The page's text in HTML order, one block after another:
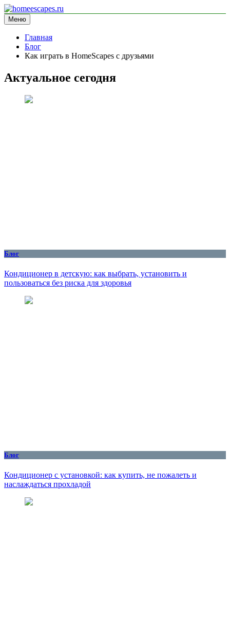
Перейти
к
содержимому
homeescapes.ru
информационный сайт
Меню
Главная
Блог
Как играть в HomeScapes с друзьями
Актуальное сегодня
Блог
Кондиционер в детскую: как выбрать, установить и
пользоваться без риска для здоровья
Блог
Кондиционер с установкой: как купить, не пожалеть и
наслаждаться прохладой